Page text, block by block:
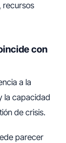
recursos
con
a la
la capacidad
de crisis.
parecer